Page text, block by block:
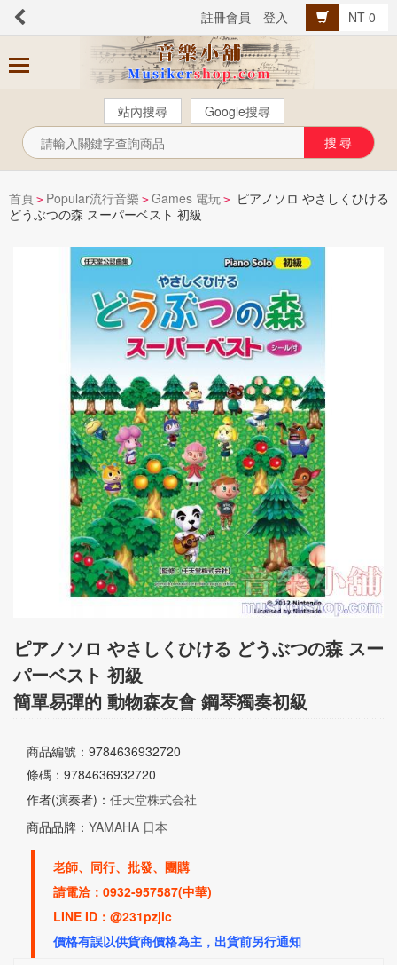
註冊會員 登入 NT 0
站內搜尋 Google搜尋
商
品
芬貝爾【中文版】
西樂曲譜
音樂叢書
Popular流行音樂
總譜、樂團譜、爵士樂
音樂繪本・故事
114年全國音樂比賽指定曲
首頁 > Popular流行音樂 > Games 電玩 > ピアノソロ やさしくひける
どうぶつの森 スーパーベスト 初級
ピアノソロ やさしくひける どうぶつの森 スー
パーベスト 初級
簡單易彈的 動物森友會 鋼琴獨奏初級
商品編號：9784636932720
條碼：9784636932720
作者(演奏者)： 任天堂株式会社
商品品牌： YAMAHA 日本
老師、同行、批發、團購
請電洽：0932-957587(中華)
LINE ID：@231pzjic
價格有誤以供貨商價格為主，出貨前另行通知